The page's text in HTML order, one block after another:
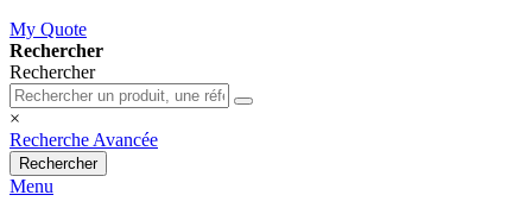
My Quote
Rechercher
Rechercher
×
Recherche Avancée
Rechercher
Menu